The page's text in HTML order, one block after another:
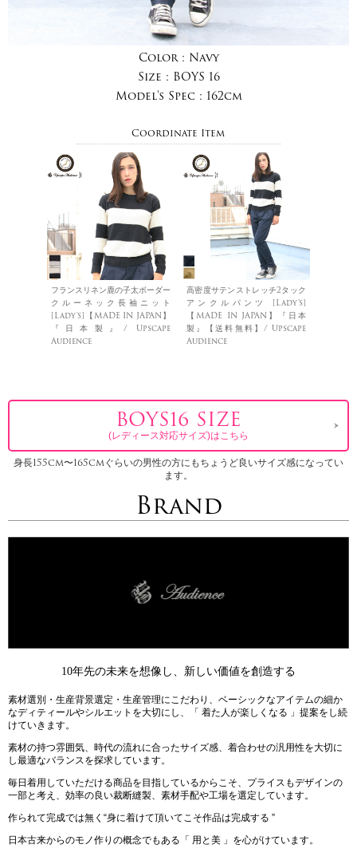
Color : Navy
Size : BOYS 16
Model's Spec : 162cm
Coordinate Item
フランスリネン鹿の子太ボーダー
クルーネック長袖ニット
[Lady's]【MADE IN JAPAN】
『日本製』/ Upscape
Audience
高密度サテンストレッチ2タック
アンクルパンツ [Lady's]
【MADE IN JAPAN】『日本
製』【送料無料】/ Upscape
Audience
BOYS16 SIZE
(レディース対応サイズ)はこちら
身長155cm〜165cmぐらいの男性の方にもちょうど良いサイズ感になってい
ます。
Brand
10年先の未来を想像し、新しい価値を創造する
素材選別・生産背景選定・生産管理にこだわり、ベーシックなアイテムの細か
なディティールやシルエットを大切にし、「 着た人が楽しくなる 」提案をし続
けていきます。
素材の持つ雰囲気、時代の流れに合ったサイズ感、着合わせの汎用性を大切に
し最適なバランスを探求しています。
毎日着用していただける商品を目指しているからこそ、プライスもデザインの
一部と考え、効率の良い裁断縫製、素材手配や工場を選定しています。
作られて完成では無く“身に着けて頂いてこそ作品は完成する ”
日本古来からのモノ作りの概念でもある「 用と美 」を心がけています。